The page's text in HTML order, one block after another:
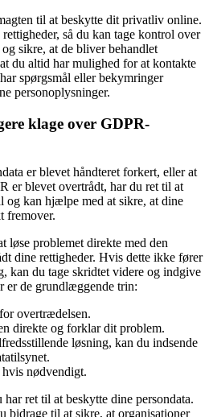
til at beskytte dit privatliv online.
så du kan tage kontrol over
sikre, at de bliver behandlet
du altid har mulighed for at kontakte
spørgsmål eller bekymringer
personoplysninger.
klage over GDPR-
er blevet håndteret forkert, eller at
er blevet overtrådt, har du ret til at
og kan hjælpe med at sikre, at dine
fremover.
løse problemet direkte med den
dine rettigheder. Hvis dette ikke fører
kan du tage skridtet videre og indgive
er de grundlæggende trin:
overtrædelsen.
direkte og forklar dit problem.
løsning, kan du indsende
nødvendigt.
ret til at beskytte dine persondata.
bidrage til at sikre, at organisationer